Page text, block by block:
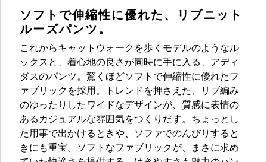
ソフトで伸縮性に優れた、リブニット
ルーズパンツ。
これからキャットウォークを歩くモデルのようなル
ックスと、着心地の良さが同時に手に入る、アディ
ダスのパンツ。驚くほどソフトで伸縮性に優れたフ
ァブリックを採用。トレンドを押さえた、リブ編み
のゆったりしたワイドなデザインが、質感に表情の
あるカジュアルな雰囲気をつくりだす。ちょっとし
た用事で出かけるときや、ソファでのんびりすると
きにも重宝。ソフトなファブリックが、まさに求め